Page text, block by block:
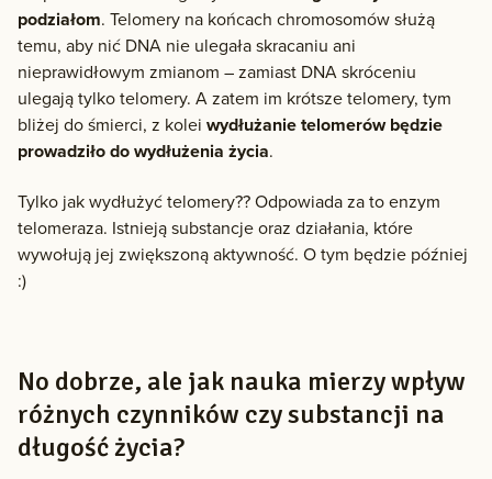
podziałom. Telomery na końcach chromosomów służą
temu, aby nić DNA nie ulegała skracaniu ani
nieprawidłowym zmianom – zamiast DNA skróceniu
ulegają tylko telomery. A zatem im krótsze telomery, tym
bliżej do śmierci, z kolei wydłużanie telomerów będzie
prowadziło do wydłużenia życia.
Tylko jak wydłużyć telomery?? Odpowiada za to enzym
telomeraza. Istnieją substancje oraz działania, które
wywołują jej zwiększoną aktywność. O tym będzie później
:)
No dobrze, ale jak nauka mierzy wpływ
różnych czynników czy substancji na
długość życia?